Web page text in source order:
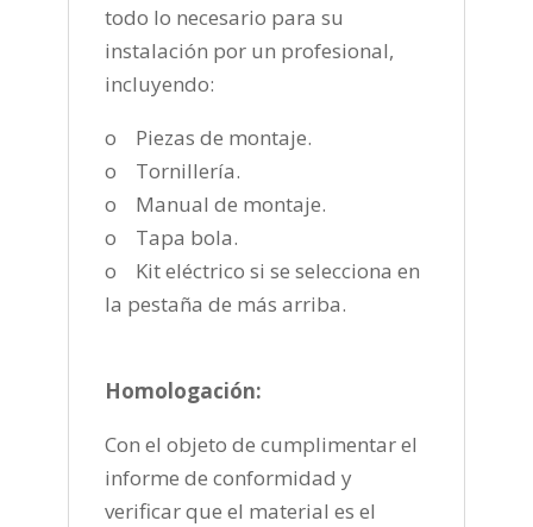
todo lo necesario para su
instalación por un profesional,
incluyendo:
o Piezas de montaje.
o Tornillería.
o Manual de montaje.
o Tapa bola.
o Kit eléctrico si se selecciona en
la pestaña de más arriba.
Homologación:
Con el objeto de cumplimentar el
informe de conformidad y
verificar que el material es el